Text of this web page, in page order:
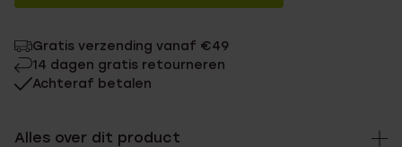
Gratis verzending vanaf €49
14 dagen gratis retourneren
Achteraf betalen
Alles over dit product